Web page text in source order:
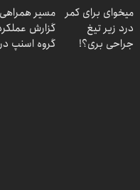
1,399,000 تومان
میخوای برای کمر
درد زیر تیغ
جراحی بری؟!
مسیر
گزارش
گروه اسنپ در